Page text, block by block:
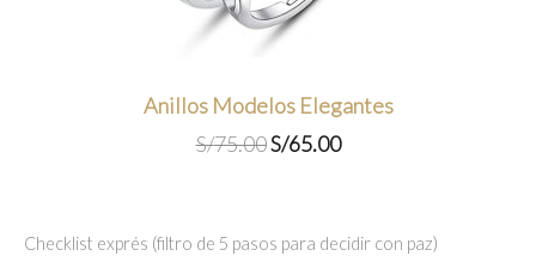
Anillos Modelos Elegantes
S/75.00El
S/65.00El
Checklist exprés (filtro de 5 pasos para decidir con paz)